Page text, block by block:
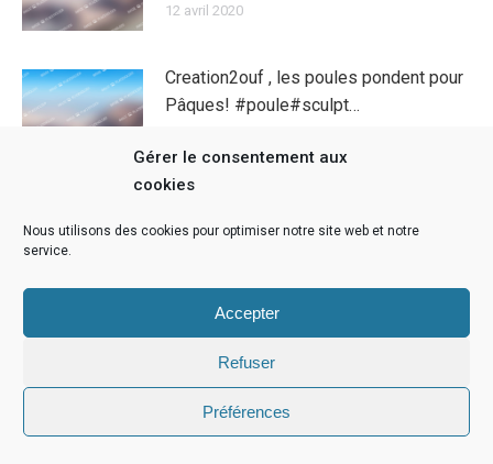
Gérer le consentement aux
cookies
Nous utilisons des cookies pour optimiser notre site web et notre
service.
Accepter
Refuser
Préférences
12 avril 2020
Creation2ouf , les poules pondent pour
Pâques! #poule#sculpt…
pondu !!!
Infos légales
© 2022 - Anne Cutzach | Réalisation Radius Design